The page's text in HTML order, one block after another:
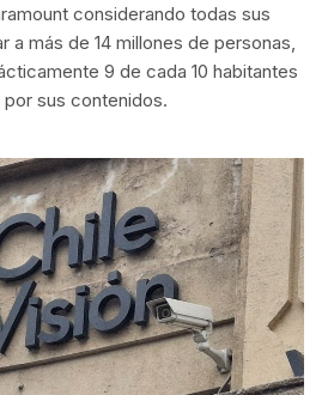
considerando todas sus
a más de 14 millones de personas,
9 de cada 10 habitantes
sus contenidos.